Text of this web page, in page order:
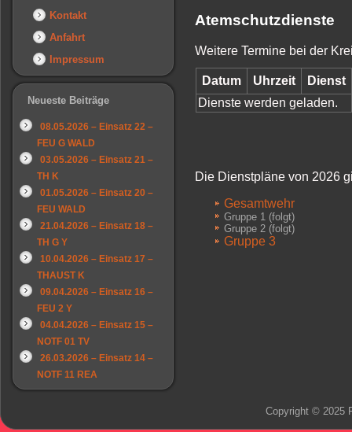
Kontakt
Anfahrt
Impressum
Neueste Beiträge
08.05.2026 – Einsatz 22 –
FEU G WALD
03.05.2026 – Einsatz 21 –
TH K
01.05.2026 – Einsatz 20 –
FEU WALD
21.04.2026 – Einsatz 18 –
TH G Y
10.04.2026 – Einsatz 17 –
THAUST K
09.04.2026 – Einsatz 16 –
FEU 2 Y
04.04.2026 – Einsatz 15 –
NOTF 01 TV
26.03.2026 – Einsatz 14 –
NOTF 11 REA
Atemschutzdienste
Weitere Termine bei der
Datum Uhrzeit
Dienst
Dienste werden geladen.
Die Dienstpläne von 2026
Gesamtwehr
Gruppe 1 (folgt)
Gruppe 2 (folgt)
Gruppe 3
Copyright © 2025